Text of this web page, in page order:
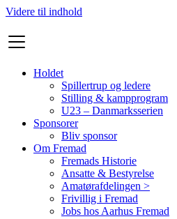
Videre til indhold
Holdet
Spillertrup og ledere
Stilling & kampprogram
U23 – Danmarksserien
Sponsorer
Bliv sponsor
Om Fremad
Fremads Historie
Ansatte & Bestyrelse
Amatørafdelingen >
Frivillig i Fremad
Jobs hos Aarhus Fremad